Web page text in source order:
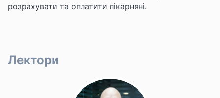
розрахувати та оплатити лікарняні.
Лектори